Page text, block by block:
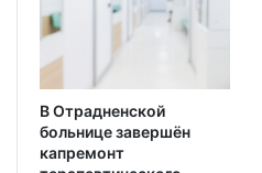
В Отрадненской
больнице завершён
капремонт